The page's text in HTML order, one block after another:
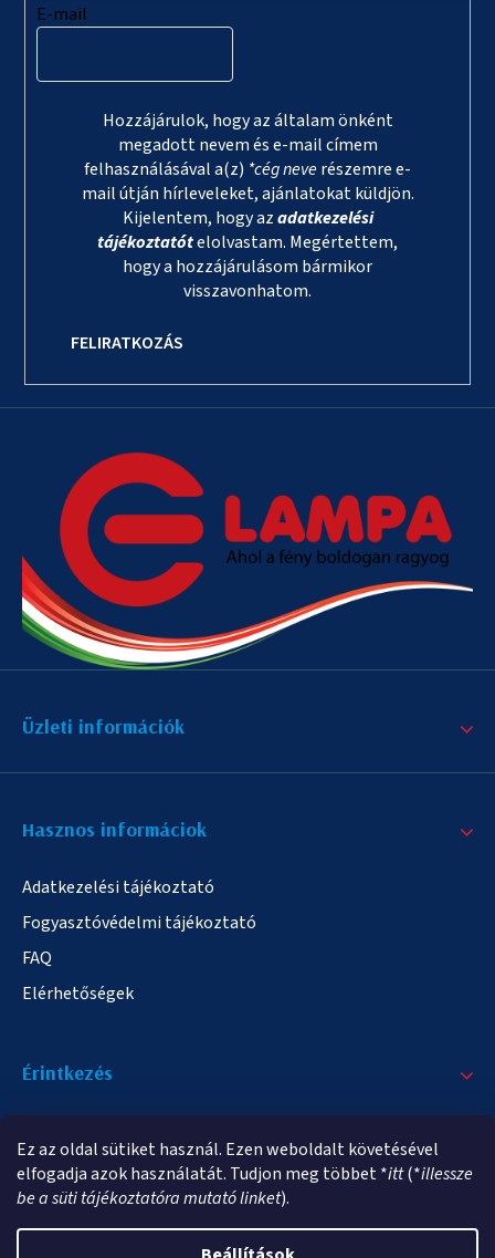
Ez az oldal sütiket használ. Ezen weboldalt követésével
elfogadja azok használatát. Tudjon meg többet *itt(*illessze
be a süti tájékoztatóra mutató linket).
E-mail
Hozzájárulok, hogy az általam önként
megadott nevem és e-mail címem
felhasználásával a(z) *cég neverészemre e-
mail útján hírleveleket, ajánlatokat küldjön.
Kijelentem, hogy azadatkezelési
tájékoztatótelolvastam. Megértettem,
hogy a hozzájárulásom bármikor
visszavonhatom.
FELIRATKOZÁS
Üzleti információk
Hasznos informáciok
Adatkezelési tájékoztató
Fogyasztóvédelmi tájékoztató
FAQ
Elérhetőségek
Érintkezés
info@elampa.hu